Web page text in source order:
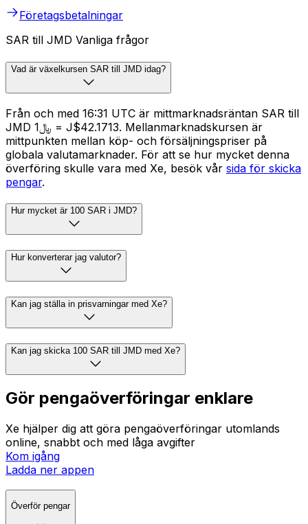
Företagsbetalningar
SAR till JMD Vanliga frågor
Vad är växelkursen SAR till JMD idag?
Från och med 16:31 UTC är mittmarknadsräntan SAR till
JMD ﷼1 = J$42.1713. Mellanmarknadskursen är
mittpunkten mellan köp- och försäljningspriser på
globala valutamarknader. För att se hur mycket denna
överföring skulle vara med Xe, besök vår sida för skicka
pengar.
Hur mycket är 100 SAR i JMD?
Hur konverterar jag valutor?
Kan jag ställa in prisvarningar med Xe?
Kan jag skicka 100 SAR till JMD med Xe?
Gör pengaöverföringar enklare
Xe hjälper dig att göra pengaöverföringar utomlands
online, snabbt och med låga avgifter
Kom igång
Ladda ner appen
Överför pengar